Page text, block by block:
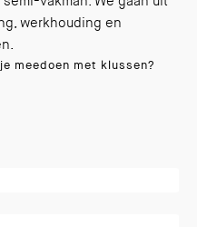
werkhouding en
meedoen met klussen?